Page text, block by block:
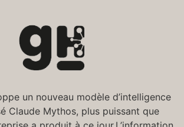
un nouveau modèle d’intelligence
Claude Mythos, plus puissant que